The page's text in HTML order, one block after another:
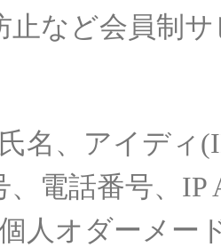
止など会員制
氏名 、アイディ
、 電話番号、 IP
人 オ ダー メ ー